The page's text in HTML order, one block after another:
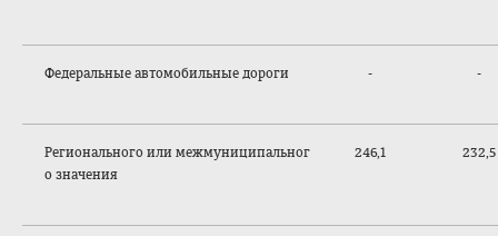
Федеральные автомобильные дороги - -
Регионального или межмуниципальног
о значения
246,1 232,5